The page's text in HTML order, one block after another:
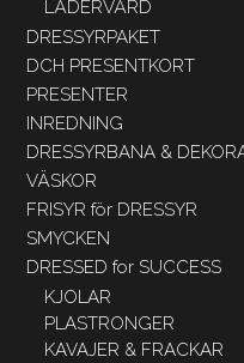
LÄDERVÅRD
DRESSYRPAKET
DCH PRESENTKORT
PRESENTER
INREDNING
DRESSYRBANA &
VÄSKOR
FRISYR för DRESSYR
SMYCKEN
DRESSED for SUCCESS
KJOLAR
PLASTRONGER
KAVAJER & FRACKAR